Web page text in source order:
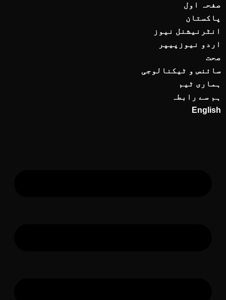
صفحہ اول
پاکستان
انٹرنیشنل نیوز
اردو نیوزپیپر
صحت
سائنس و ٹیکنالوجی
ہماری ٹیم
ہم سے رابطہ
English